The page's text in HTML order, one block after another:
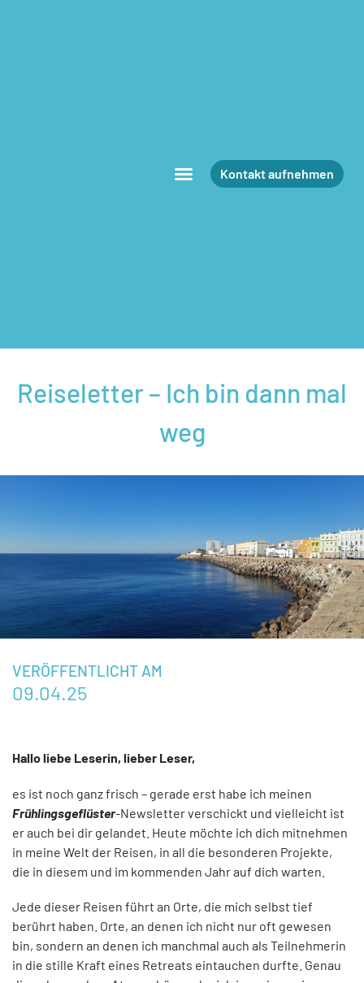
Kontakt aufnehmen
Reiseletter – Ich bin dann mal
weg
VERÖFFENTLICHT AM
09.04.25
Hallo liebe Leserin, lieber Leser,
es ist noch ganz frisch – gerade erst habe ich meinen
Frühlingsgeflüster-Newsletter verschickt und vielleicht ist
er auch bei dir gelandet. Heute möchte ich dich mitnehmen
in meine Welt der Reisen, in all die besonderen Projekte,
die in diesem und im kommenden Jahr auf dich warten.
Jede dieser Reisen führt an Orte, die mich selbst tief
berührt haben. Orte, an denen ich nicht nur oft gewesen
bin, sondern an denen ich manchmal auch als Teilnehmerin
in die stille Kraft eines Retreats eintauchen durfte. Genau